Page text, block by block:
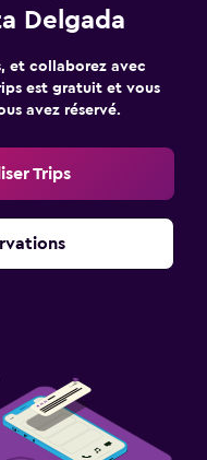
Delgada
et collaborez avec
est gratuit et vous
avez réservé.
Trips